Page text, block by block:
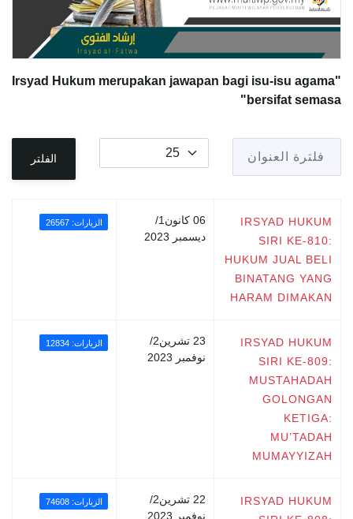
"Irsyad Hukum merupakan jawapan bagi isu-isu agama
bersifat semasa"
فلترة العنوان عدد الإظهارات:
الفلتر
IRSYAD HUKUM
SIRI KE-810:
HUKUM JUAL BELI
BINATANG YANG
HARAM DIMAKAN
06 كانون1/
ديسمبر 2023
الزيارات: 26567
IRSYAD HUKUM
SIRI KE-809:
MUSTAHADAH
GOLONGAN
KETIGA:
MU’TADAH
MUMAYYIZAH
23 تشرين2/
نوفمبر 2023
الزيارات: 12834
IRSYAD HUKUM
22 تشرين2/
نوفمبر 2023
الزيارات: 74608